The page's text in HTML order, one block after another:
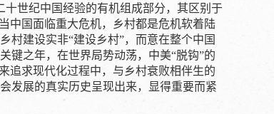
世纪中国经验的有机组成部分，其区别于
中国面临重大危机，乡村都是危机软着陆
村建设实非“建设乡村”，而意在整个中国
键之年，在世界局势动荡，中美“脱钩”的
追求现代化过程中，与乡村衰败相伴生的
发展的真实历史呈现出来，显得重要而紧